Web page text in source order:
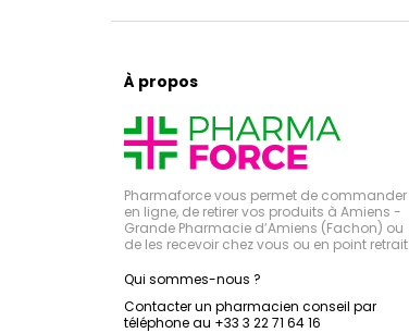
À propos
Pharmaforce vous permet de commander
en ligne, de retirer vos produits à Amiens -
Grande Pharmacie d’Amiens (Fachon) ou
de les recevoir chez vous ou en point retrait
Qui sommes-nous ?
Contacter un pharmacien conseil par
téléphone au +33 3 22 71 64 16